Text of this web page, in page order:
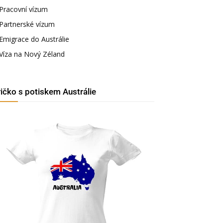
Pracovní vízum
Partnerské vízum
Emigrace do Austrálie
na Nový Zéland
s potiskem Austrálie